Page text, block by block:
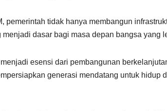
pemerintah tidak hanya membangun
dasar bagi masa depan bangsa yang
esensi dari pembangunan
generasi mendatang untuk hidup